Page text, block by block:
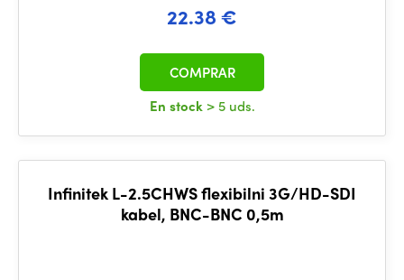
22.38 €
En stock > 5 uds.
COMPRAR
Infinitek L-2.5CHWS flexibilni 3G/HD-SDI
kabel, BNC-BNC 0,5m